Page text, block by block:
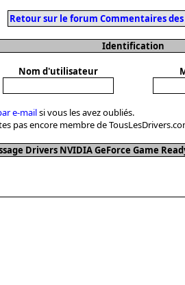
Retour sur le forum Commentaires
Identification
Nom d'utilisateur
e-mailsi vous les avez oubliés.
pas encore membre de
Drivers NVIDIA GeForce Game